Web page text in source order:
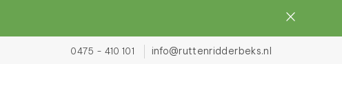
0475 - 410 101 info@ruttenridderbeks.nl